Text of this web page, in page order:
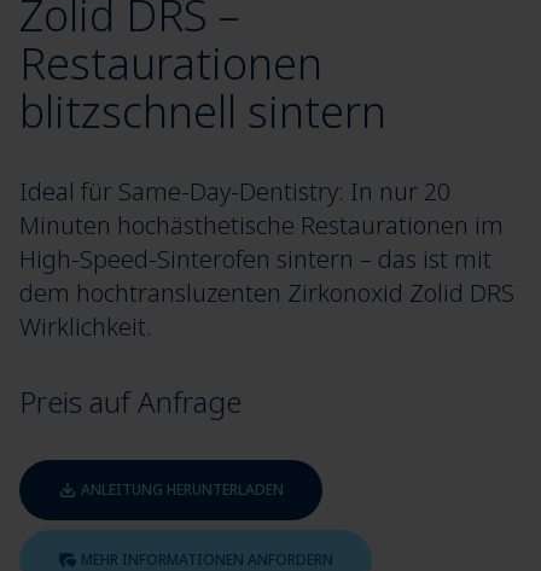
Zolid DRS –
Restaurationen
blitzschnell sintern
Ideal für Same-Day-Dentistry: In nur 20
Minuten hochästhetische Restaurationen im
High-Speed-Sinterofen sintern – das ist mit
dem hochtransluzenten Zirkonoxid Zolid DRS
Wirklichkeit.
Preis auf Anfrage
ANLEITUNG HERUNTERLADEN
MEHR INFORMATIONEN ANFORDERN